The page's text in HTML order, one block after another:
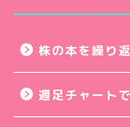
株の本を繰り
週足チャート